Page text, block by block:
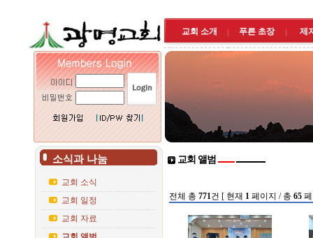
교회 소개 푸른 초장 제
소식과 나눔
교회 소식
교회 일정
교회 자료
교회 앨범
전체 총 771건 [ 현재 1 페이지 / 총 65